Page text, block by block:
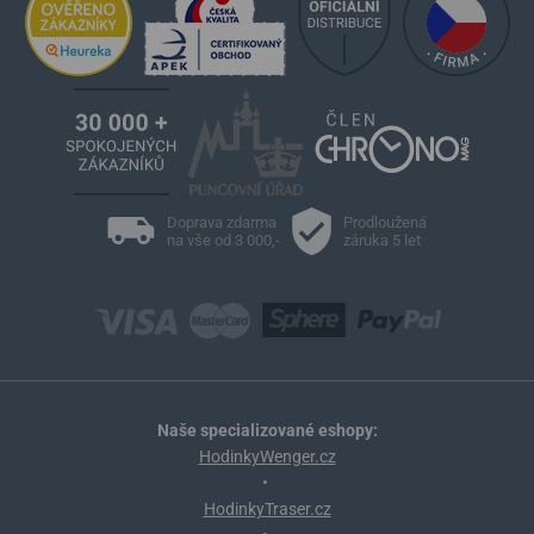
Doprava zdarma
na vše od 3 000,-
Prodloužená
záruka 5 let
Naše specializované eshopy:
HodinkyWenger.cz
•
HodinkyTraser.cz